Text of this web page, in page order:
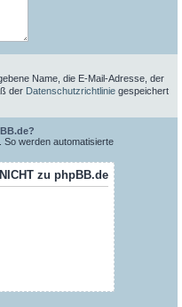
Name, die E-Mail-Adresse, der
der Datenschutzrichtlinie gespeichert
So werden automatisierte
zu phpBB.de